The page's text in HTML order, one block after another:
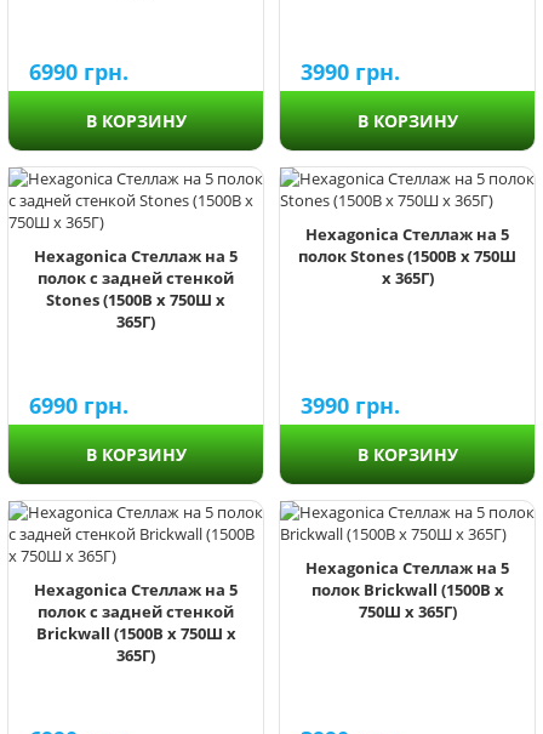
6990 грн.
В КОРЗИНУ
3990 грн.
В КОРЗИНУ
Hexagonica Стеллаж на 5
полок с задней стенкой
Stones (1500В х 750Ш х
365Г)
6990 грн.
В КОРЗИНУ
Hexagonica Стеллаж на 5
полок Stones (1500В х 750Ш
х 365Г)
3990 грн.
В КОРЗИНУ
Hexagonica Стеллаж на 5
полок с задней стенкой
Brickwall (1500В х 750Ш х
365Г)
Hexagonica Стеллаж на 5
полок Brickwall (1500В х
750Ш х 365Г)